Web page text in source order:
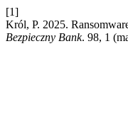
[1]
Król, P. 2025.
Bezpieczny Bank. 98, 1